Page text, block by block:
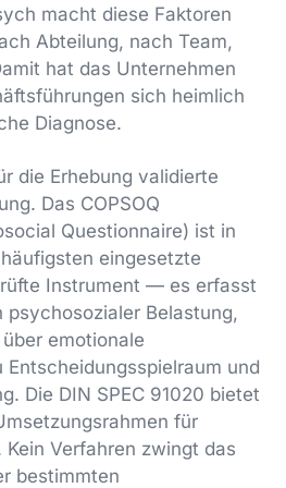
macht diese Faktoren
Abteilung, nach Team,
hat das Unternehmen
sich heimlich
Diagnose.
die Erhebung validierte
Das COPSOQ
Questionnaire) ist in
eingesetzte
Instrument — es erfasst
psychosozialer Belastung,
emotionale
Entscheidungsspielraum und
Die DIN SPEC 91020 bietet
für
Kein Verfahren zwingt das
bestimmten